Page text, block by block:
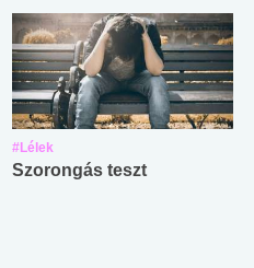
#Lélek
Szorongás teszt